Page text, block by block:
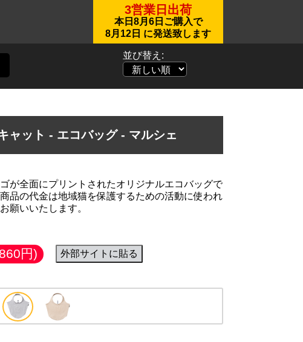
3営業日出荷
本日 8月6日 ご購入で
8月12日 に発送致します
並び替え:
ャット - エコバッグ - マルシェ
が全面にプリントされたオリジナルエコバッグで
品の代金は地域猫を保護するための活動に使われ
円) 外部サイトに貼る